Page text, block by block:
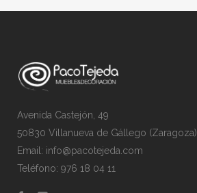
Avenida Castejón, 49
50830 Villanueva de Gállego (Zaragoza)
Email: info@pacotejeda.com
Teléfono: 976 18 04 11